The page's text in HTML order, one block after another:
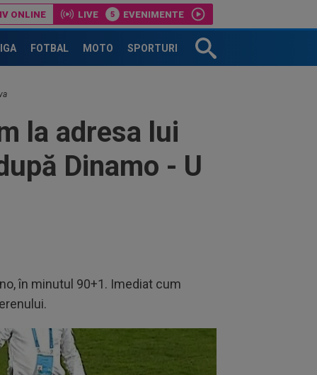
ONLINE LIVE EVENIMENTE
FOTBAL MOTO SPORTURI
la adresa lui
Dinamo - U
în minutul 90+1. Imediat cum